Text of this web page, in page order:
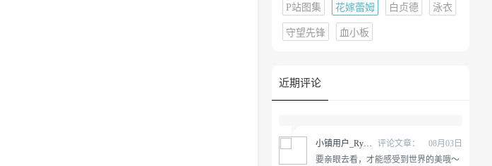
P站图集 花嫁蕾姆 白贞德 泳衣
守望先锋 血小板
近期评论
小镇用户_RywnGP 评论文章：
08月03日
要亲眼去看，才能感受到世界的美哦～